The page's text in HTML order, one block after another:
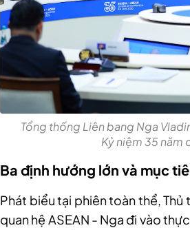
Tổng thống Liên bang Nga
Kỷ niệm 35 năm
Ba định hướng lớn và mục
Phát biểu tại phiên toàn thể,
quan hệ ASEAN - Nga đi vào